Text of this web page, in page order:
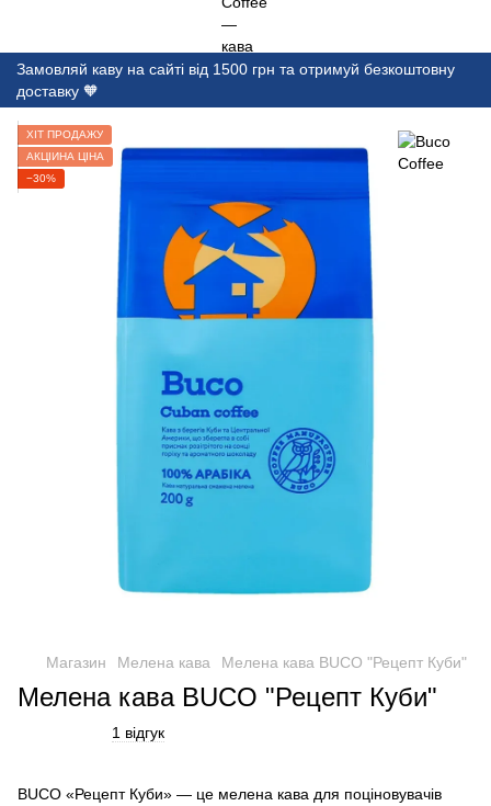
Замовляй каву на сайті від 1500 грн та отримуй безкоштовну
доставку 🧡
ХІТ ПРОДАЖУ
АКЦІЙНА ЦІНА
−30%
Магазин Мелена кава Мелена кава BUCO "Рецепт Куби"
Мелена кава BUCO "Рецепт Куби"
1 відгук
BUCO «Рецепт Куби» — це мелена кава для поціновувачів